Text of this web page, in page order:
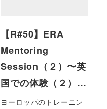
【R#50】ERA
Mentoring
Session（２）〜英
国での体験（２）…
ヨーロッパのトレーニン